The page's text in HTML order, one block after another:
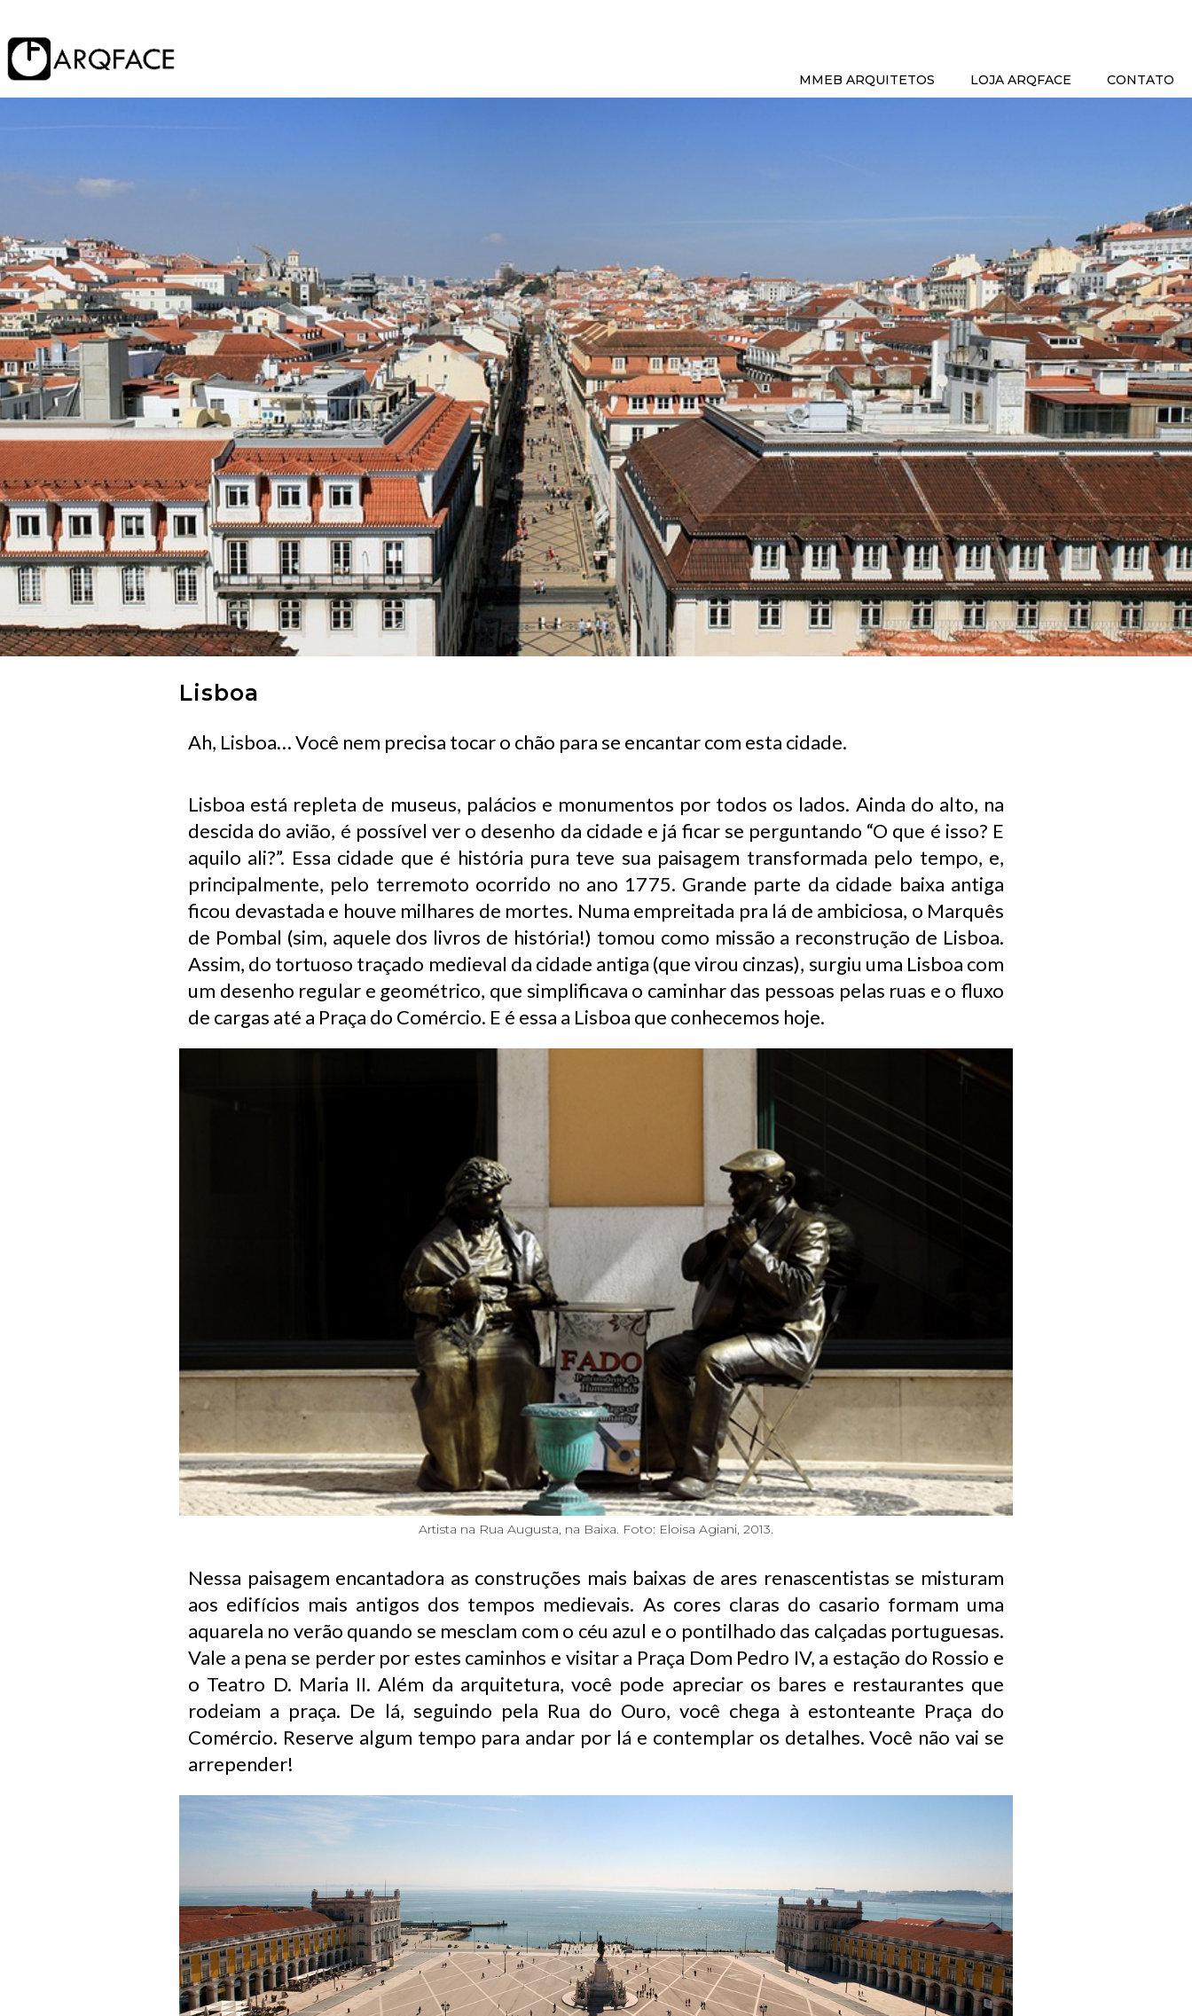
MMEB ARQUITETOS LOJA ARQFACE CONTATO
Lisboa
Ah, Lisboa… Você nem precisa tocar o chão para se encantar com esta cidade.
Lisboa está repleta de museus, palácios e monumentos por todos os lados. Ainda do alto, na
descida do avião, é possível ver o desenho da cidade e já ficar se perguntando “O que é isso? E
aquilo ali?”. Essa cidade que é história pura teve sua paisagem transformada pelo tempo, e,
principalmente, pelo terremoto ocorrido no ano 1775. Grande parte da cidade baixa antiga
ficou devastada e houve milhares de mortes. Numa empreitada pra lá de ambiciosa, o Marquês
de Pombal (sim, aquele dos livros de história!) tomou como missão a reconstrução de Lisboa.
Assim, do tortuoso traçado medieval da cidade antiga (que virou cinzas), surgiu uma Lisboa com
um desenho regular e geométrico, que simplificava o caminhar das pessoas pelas ruas e o fluxo
de cargas até a Praça do Comércio. E é essa a Lisboa que conhecemos hoje.
‍Artista na Rua Augusta, na Baixa. Foto: Eloisa Agiani, 2013.
Nessa paisagem encantadora as construções mais baixas de ares renascentistas se misturam
aos edifícios mais antigos dos tempos medievais. As cores claras do casario formam uma
aquarela no verão quando se mesclam com o céu azul e o pontilhado das calçadas portuguesas.
Vale a pena se perder por estes caminhos e visitar a Praça Dom Pedro IV, a estação do Rossio e
o Teatro D. Maria II. Além da arquitetura, você pode apreciar os bares e restaurantes que
rodeiam a praça. De lá, seguindo pela Rua do Ouro, você chega à estonteante Praça do
Comércio. Reserve algum tempo para andar por lá e contemplar os detalhes. Você não vai se
arrepender!